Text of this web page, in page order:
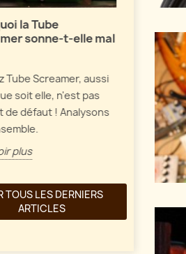
la Tube
sonne-t-elle mal
Tube Screamer, aussi
soit elle, n'est pas
de défaut ! Analysons
plus
Parlons
de fuzz
En savoir
TOUS LES DERNIERS
ARTICLES